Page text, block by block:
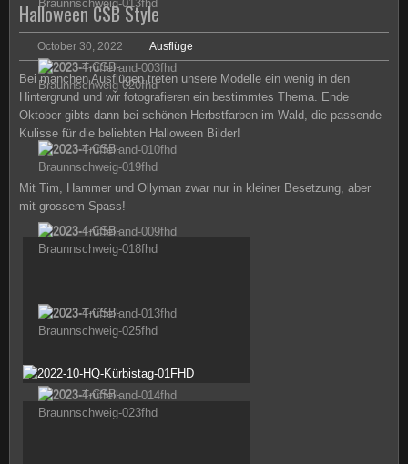
Halloween CSB Style
October 30, 2022 Ausflüge
Bei manchen Ausflügen treten unsere Modelle ein wenig in den
Hintergrund und wir fotografieren ein bestimmtes Thema. Ende
Oktober gibts dann bei schönen Herbstfarben im Wald, die passende
Kulisse für die beliebten Halloween Bilder!
Mit Tim, Hammer und Ollyman zwar nur in kleiner Besetzung, aber
mit grossem Spass!